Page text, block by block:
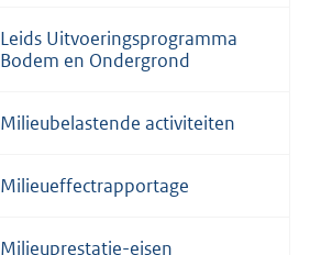
Leids Uitvoeringsprogramma
Bodem en Ondergrond
Milieubelastende activiteiten
Milieueffectrapportage
Milieuprestatie-eisen